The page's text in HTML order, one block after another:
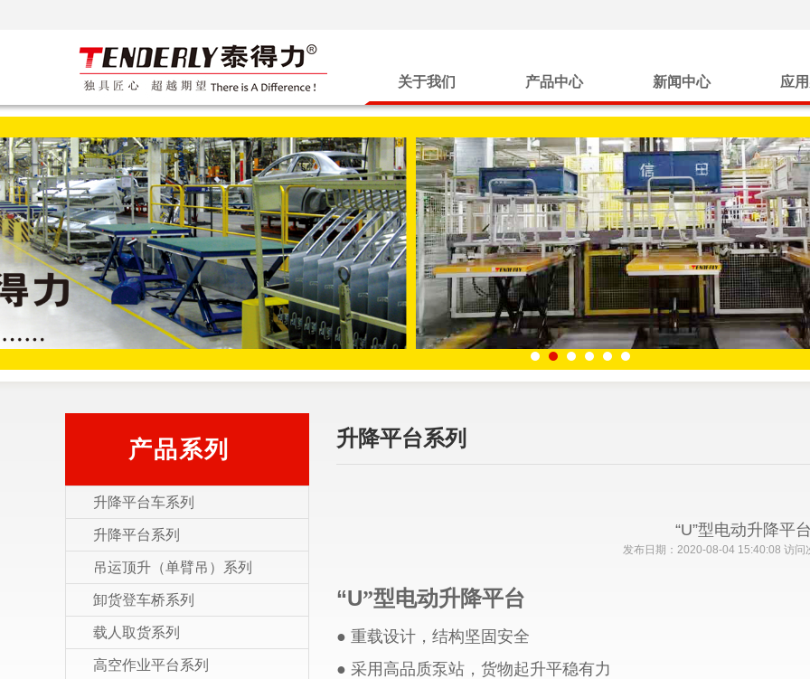
关于我们 产品中心 新闻中心 应
产品系列
升降平台车系列
升降平台系列
吊运顶升（单臂吊）系列
卸货登车桥系列
载人取货系列
高空作业平台系列
升降平台系列
“U”型电动升降平
发布日期：2020-08-04 15:40:08 访问
“U”型电动升降平台
● 重载设计，结构坚固安全
● 采用高品质泵站，货物起升平稳有力